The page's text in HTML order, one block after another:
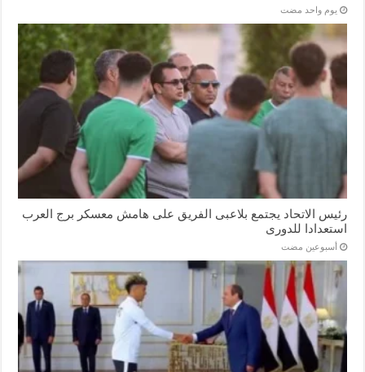
‏يوم واحد مضت
رئيس الاتحاد يجتمع بلاعبى الفريق على هامش معسكر برج العرب
استعدادا للدورى
‏أسبوعين مضت